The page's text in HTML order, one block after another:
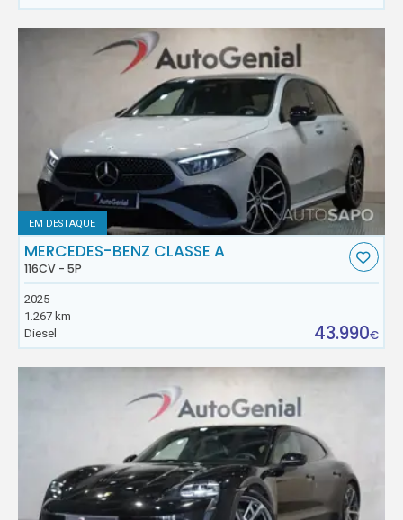
EM DESTAQUE
MERCEDES-BENZ CLASSE A
116CV - 5P
2025
1.267 km
Diesel
43.990€